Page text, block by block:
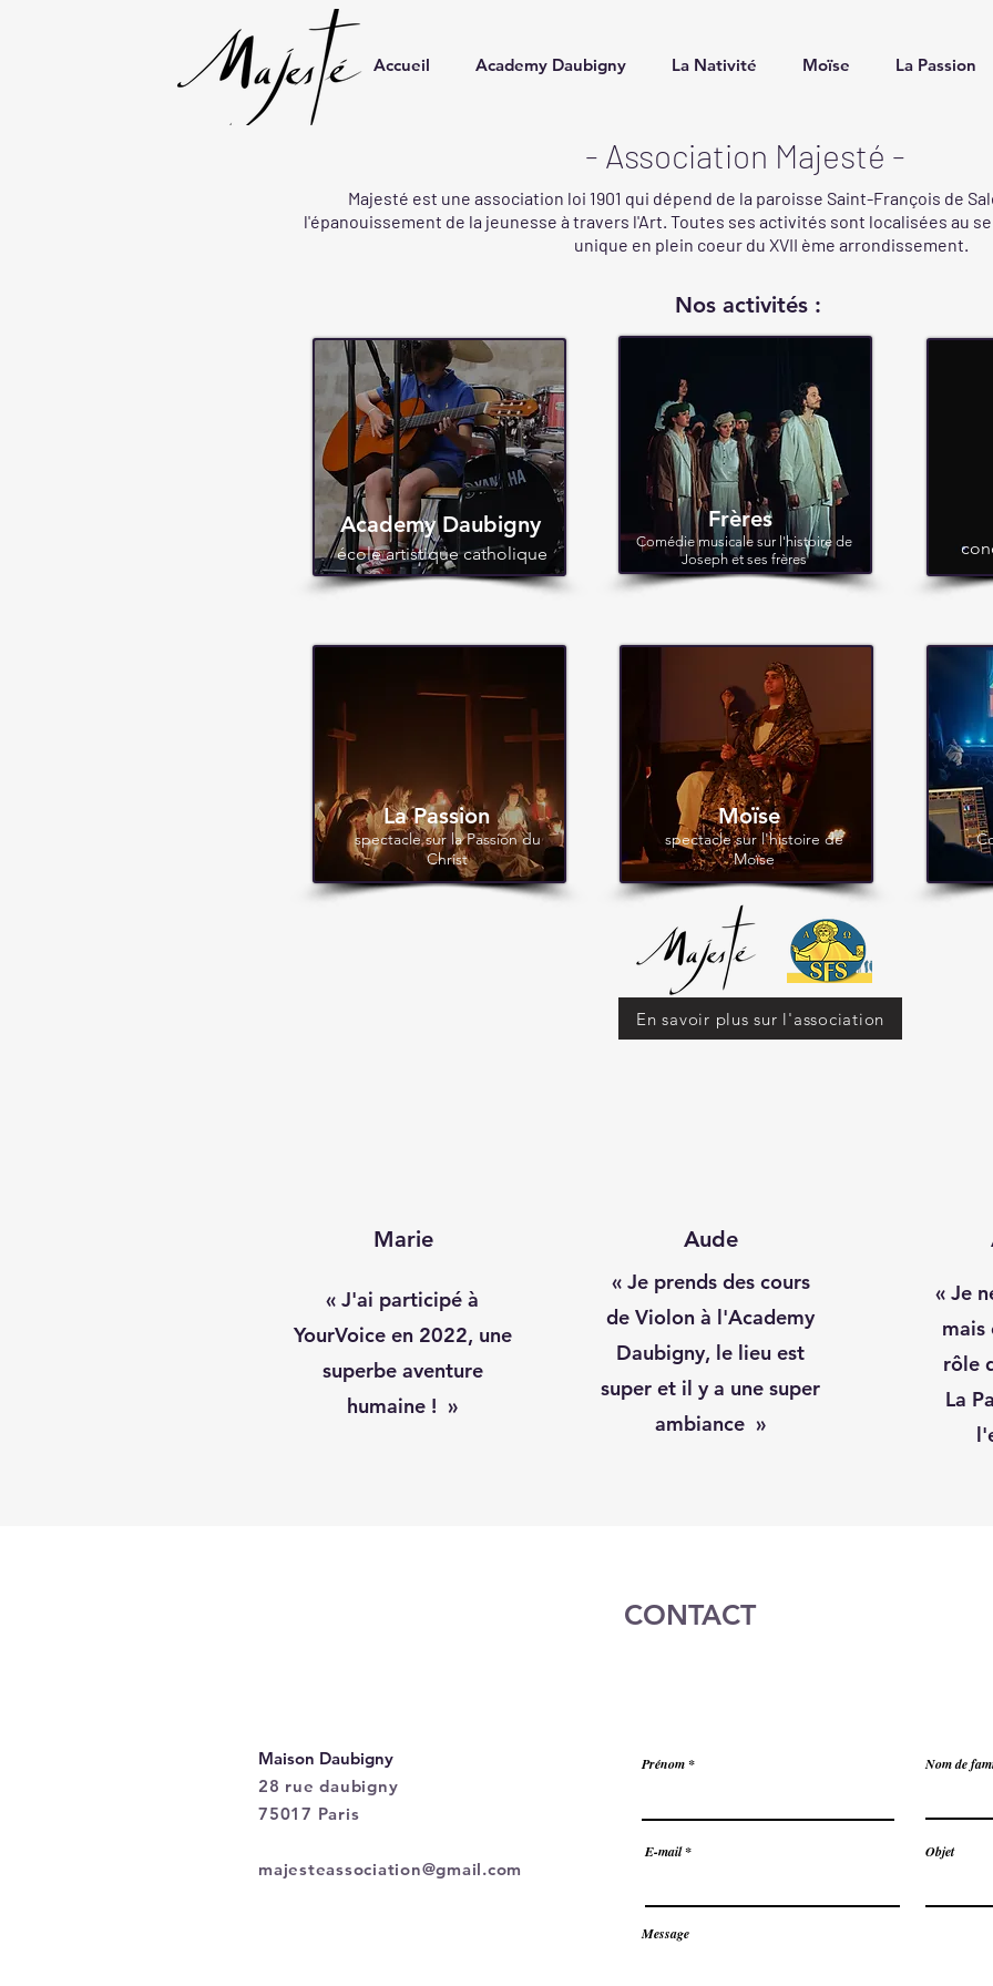
Accueil Academy Daubigny La Nativité Moïse La Passion
- Association Majesté -
Majesté est une association loi 1901 qui dépend de la paroisse Saint-François de
l'épanouissement de la jeunesse à travers l'Art. Toutes ses activités sont localisées au
unique en plein coeur du XVII ème arrondissement.
Nos activités :
Academy Daubigny
école artistique catholique
Frères
Comédie musicale sur l'histoire de
Joseph et ses frères
La Passion
spectacle sur la Passion du
Christ
Moïse
spectacle sur l'histoire de
Moïse
En savoir plus sur l'association
Marie Aude
« J'ai participé à
YourVoice en 2022, une
superbe aventure
humaine ! »
« Je prends des cours
de Violon à l'Academy
Daubigny, le lieu est
super et il y a une super
ambiance »
« Je
mais
rôle
La
CONTACT
Maison Daubigny
28 rue daubigny
75017 Paris
majesteassociation@gmail.com
Prénom Nom de
E-mail Objet
Message